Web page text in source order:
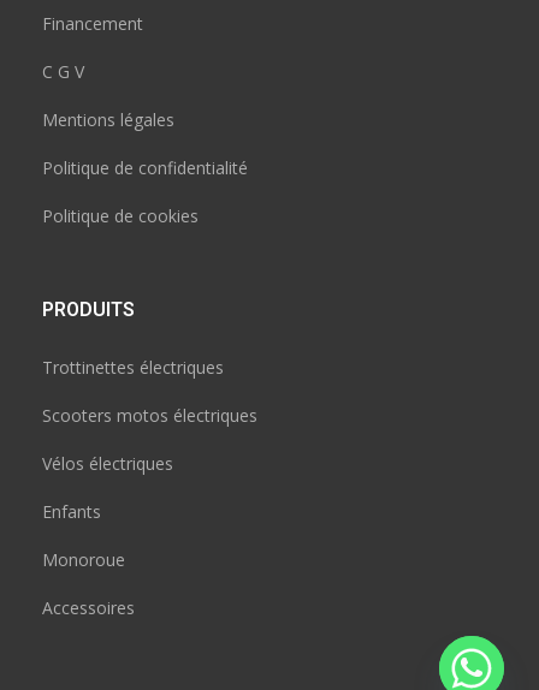
Financement
C G V
Mentions légales
Politique de confidentialité
Politique de cookies
PRODUITS
Trottinettes électriques
Scooters motos électriques
Vélos électriques
Enfants
Monoroue
Accessoires